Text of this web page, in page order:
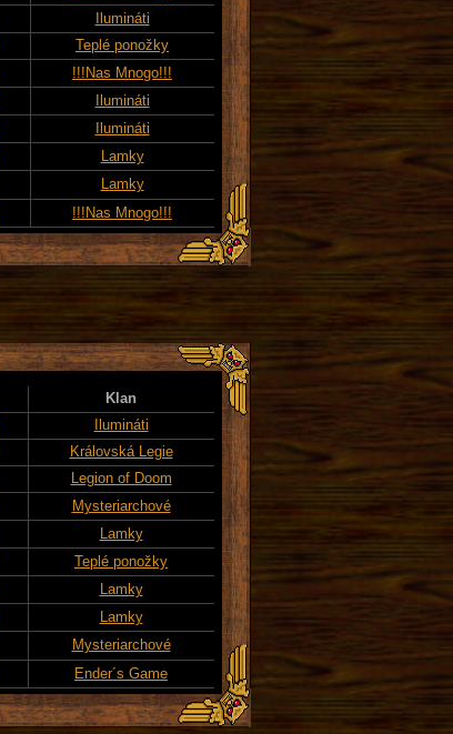
Ilumináti
Teplé ponožky
!!!Nas Mnogo!!!
Ilumináti
Ilumináti
Lamky
Lamky
!!!Nas Mnogo!!!
Klan
Ilumináti
Královská Legie
Legion of Doom
Mysteriarchové
Lamky
Teplé ponožky
Lamky
Lamky
Mysteriarchové
Ender´s Game